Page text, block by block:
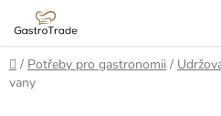
obsah
Domů
/ Potřeby pro gastronomii /
vany